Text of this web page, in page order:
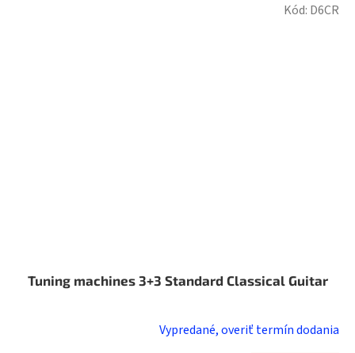
Tuning machines 3+3 Standard Classical Guitar
Vypredané, overiť termín dodania
Kód: D6CR